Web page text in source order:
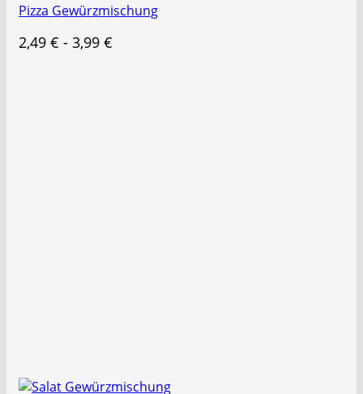
Pizza Gewürzmischung
2,49 € - 3,99 €